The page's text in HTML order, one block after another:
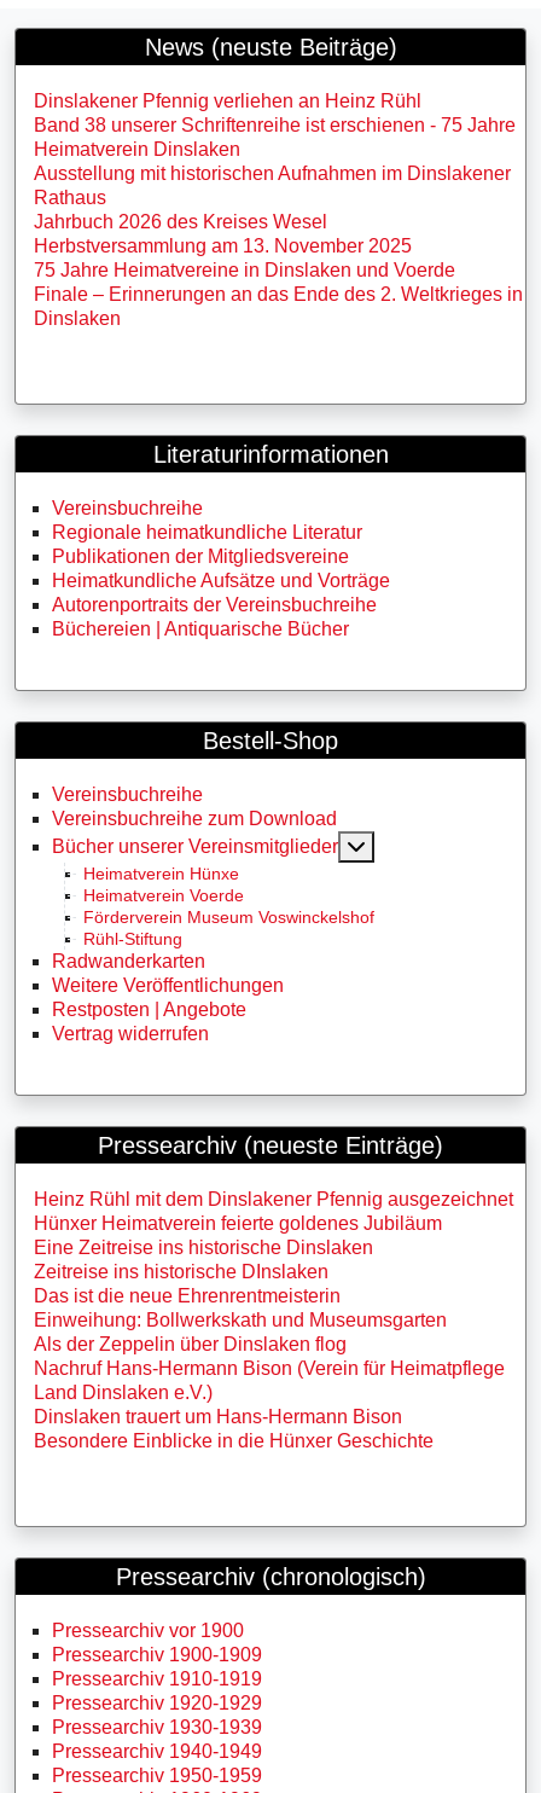
News (neuste Beiträge)
Dinslakener Pfennig verliehen an Heinz Rühl
Band 38 unserer Schriftenreihe ist erschienen - 75 Jahre
Heimatverein Dinslaken
Ausstellung mit historischen Aufnahmen im Dinslakener
Rathaus
Jahrbuch 2026 des Kreises Wesel
Herbstversammlung am 13. November 2025
75 Jahre Heimatvereine in Dinslaken und Voerde
Finale – Erinnerungen an das Ende des 2. Weltkrieges in
Dinslaken
Literaturinformationen
Vereinsbuchreihe
Regionale heimatkundliche Literatur
Publikationen der Mitgliedsvereine
Heimatkundliche Aufsätze und Vorträge
Autorenportraits der Vereinsbuchreihe
Büchereien | Antiquarische Bücher
Bestell-Shop
Vereinsbuchreihe
Vereinsbuchreihe zum Download
Bücher unserer Vereinsmitglieder
Heimatverein Hünxe
Heimatverein Voerde
Förderverein Museum Voswinckelshof
Rühl-Stiftung
Radwanderkarten
Weitere Veröffentlichungen
Restposten | Angebote
Vertrag widerrufen
Pressearchiv (neueste Einträge)
Heinz Rühl mit dem Dinslakener Pfennig ausgezeichnet
Hünxer Heimatverein feierte goldenes Jubiläum
Eine Zeitreise ins historische Dinslaken
Zeitreise ins historische DInslaken
Das ist die neue Ehrenrentmeisterin
Einweihung: Bollwerkskath und Museumsgarten
Als der Zeppelin über Dinslaken flog
Nachruf Hans-Hermann Bison (Verein für Heimatpflege
Land Dinslaken e.V.)
Dinslaken trauert um Hans-Hermann Bison
Besondere Einblicke in die Hünxer Geschichte
Pressearchiv (chronologisch)
Pressearchiv vor 1900
Pressearchiv 1900-1909
Pressearchiv 1910-1919
Pressearchiv 1920-1929
Pressearchiv 1930-1939
Pressearchiv 1940-1949
Pressearchiv 1950-1959